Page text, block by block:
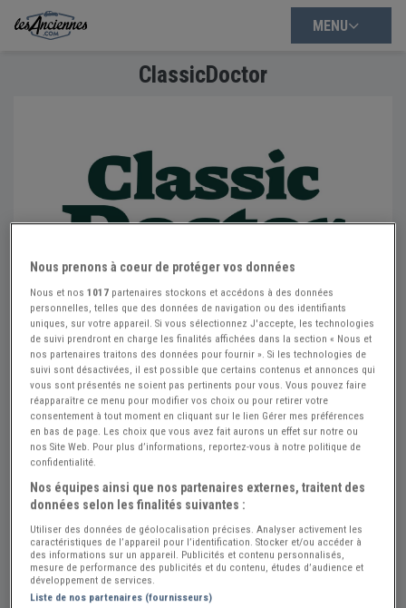
MENU
ClassicDoctor
ClassicDoctor
Contact
classicdoctor.fr/
dédié aux voitures de collection afin d’aider les passionnés
à sécuriser leur achat et éviter les mauvaises surprises.
Grâce à une approche mêlant expérience terrain, analyse
technique et connaissance du marché des anciennes,
ClassicDoctor accompagne les collectionneurs pour
identifier les incohérences, les restaurations
Nous prenons à coeur de protéger vos données
Nous et nos1017 partenaires stockons et accédons à des données
personnelles, telles que des données de navigation ou des identifiants
uniques, sur votre appareil. Si vous sélectionnez J'accepte, les technologies
de suivi prendront en charge les finalités affichées dans la section « Nous et
nos partenaires traitons des données pour fournir ». Si les technologies de
suivi sont désactivées, il est possible que certains contenus et annonces qui
vous sont présentés ne soient pas pertinents pour vous. Vous pouvez faire
réapparaître ce menu pour modifier vos choix ou pour retirer votre
consentement à tout moment en cliquant sur le lien Gérer mes préférences
en bas de page. Les choix que vous avez fait aurons un effet sur notre ou
nos Site Web. Pour plus d’informations, reportez-vous à notre politique de
confidentialité.
Nos équipes ainsi que nos partenaires externes, traitent des
données selon les finalités suivantes :
Utiliser des données de géolocalisation précises. Analyser activement les
caractéristiques de l’appareil pour l’identification. Stocker et/ou accéder à
des informations sur un appareil. Publicités et contenu personnalisés,
mesure de performance des publicités et du contenu, études d’audience et
développement de services.
Liste de nos partenaires (fournisseurs)